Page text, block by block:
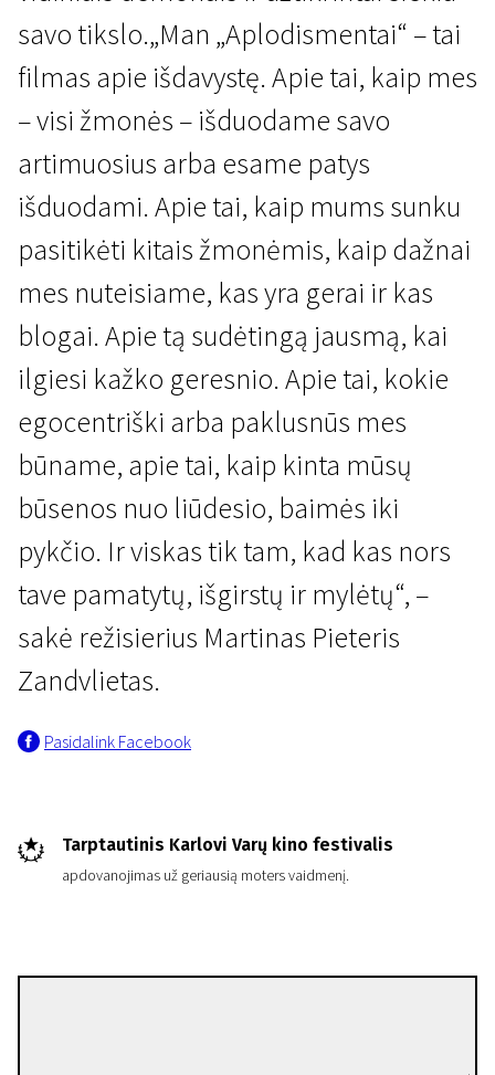
savo tikslo.„Man „Aplodismentai“ – tai
filmas apie išdavystę. Apie tai, kaip mes
– visi žmonės – išduodame savo
artimuosius arba esame patys
išduodami. Apie tai, kaip mums sunku
pasitikėti kitais žmonėmis, kaip dažnai
mes nuteisiame, kas yra gerai ir kas
blogai. Apie tą sudėtingą jausmą, kai
ilgiesi kažko geresnio. Apie tai, kokie
egocentriški arba paklusnūs mes
būname, apie tai, kaip kinta mūsų
būsenos nuo liūdesio, baimės iki
pykčio. Ir viskas tik tam, kad kas nors
tave pamatytų, išgirstų ir mylėtų“, –
sakė režisierius Martinas Pieteris
Zandvlietas.
Pasidalink Facebook
Tarptautinis Karlovi Varų kino festivalis
apdovanojimas už geriausią moters vaidmenį.